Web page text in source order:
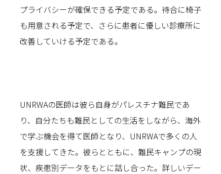
プライバシーが確保できる予定である。待合に椅子
も用意される予定で、さらに患者に優しい診療所に
改善していける予定である。
UNRWAの医師は彼ら自身がパレスチナ難民であ
り、自分たちも難民としての生活をしながら、海外
で学ぶ機会を得て医師となり、UNRWAで多くの人
を支援してきた。彼らとともに、難民キャンプの現
状、疾患別データをもとに話し合った。詳しいデー